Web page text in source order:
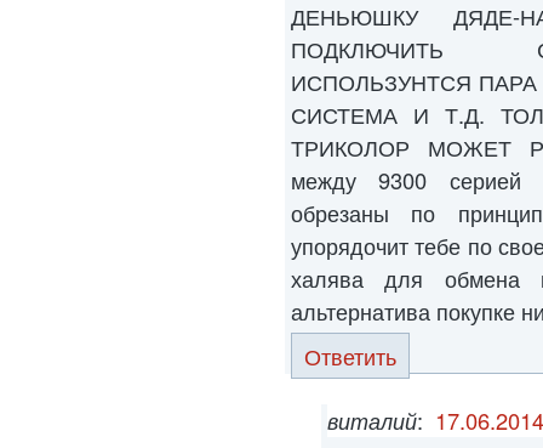
ДЕНЬЮШКУ ДЯДЕ-
ПОДКЛЮЧИТЬ
ИСПОЛЬЗУНТСЯ
СИСТЕМА И Т.Д.
ТРИКОЛОР МОЖЕТ
между 9300 серией
обрезаны по
упорядочит тебе по
халява для обмена
альтернатива покупке
Ответить
виталий: